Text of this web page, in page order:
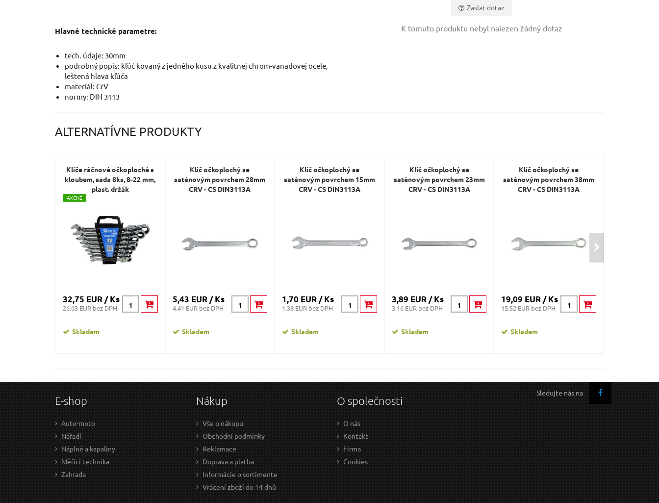
Hlavné technické parametre:
tech. údaje: 30mm
podrobný popis: kľúč kovaný z jedného kusu z kvalitnej chrom-vanadovej ocele,
leštená hlava kľúča
materiál: CrV
normy: DIN 3113
Zaslat dotaz
K tomuto produktu nebyl nalezen žádný dotaz
ALTERNATÍVNE PRODUKTY
Klíče ráčnové očkoploché s
kloubem, sada 8ks, 8-22 mm,
plast. držák
AKČNÉ
32,75 EUR / Ks
26.63 EUR bez DPH
Skladem
Klíč očkoplochý se
saténovým povrchem 28mm
CRV - CS DIN3113A
5,43 EUR / Ks
4.41 EUR bez DPH
Skladem
Klíč očkoplochý se
saténovým povrchem 15mm
CRV - CS DIN3113A
1,70 EUR / Ks
1.38 EUR bez DPH
Skladem
Klíč očkoplochý se
saténovým povrchem 23mm
CRV - CS DIN3113A
3,89 EUR / Ks
3.16 EUR bez DPH
Skladem
Klíč očkoplochý se
saténovým povrchem 38mm
CRV - CS DIN3113A
19,09 EUR / Ks
15.52 EUR bez DPH
Skladem
Sledujte nás na
E-shop
Auto-moto
Nářadí
Náplně a kapaliny
Měřící technika
Zahrada
Nákup
Vše o nákupu
Obchodní podmínky
Reklamace
Doprava a platba
Informácie o sortimente
Vrácení zboží do 14 dnů
O společnosti
O nás
Kontakt
Firma
Cookies